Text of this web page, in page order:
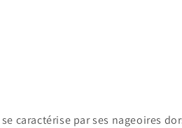
caractérise par ses nageoires